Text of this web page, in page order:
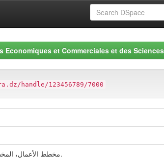
Economiques et Commerciales et des
handle/123456789/7000
مخطط الأعمال، المخطط التسويقي، المخطط الإنتاجي، المخطط المالي، والمخطط الإداري والقانوني.